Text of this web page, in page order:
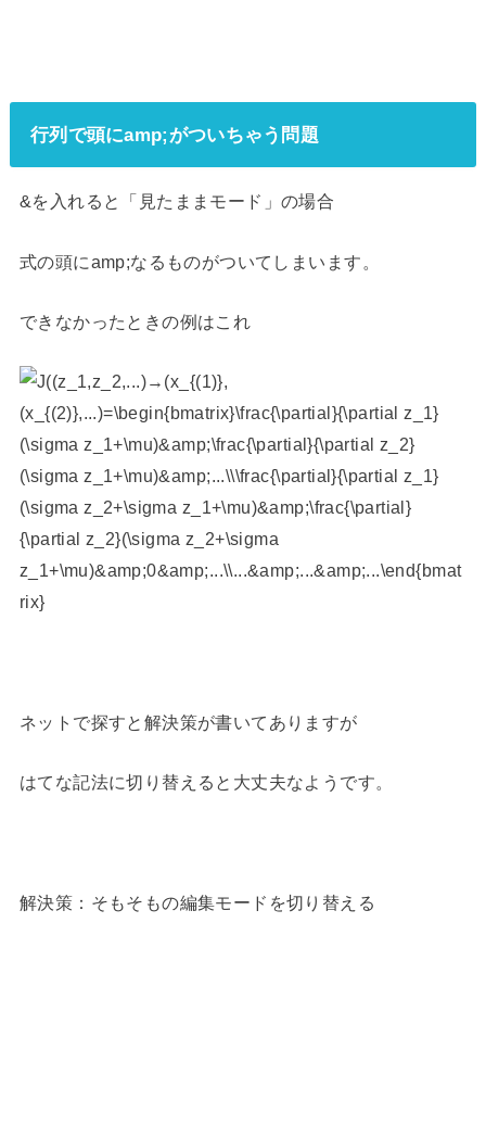
行列で頭にamp;がついちゃう問題
&を入れると「見たままモード」の場合
式の頭にamp;なるものがついてしまいます。
できなかったときの例はこれ
ネットで探すと解決策が書いてありますが
はてな記法に切り替えると大丈夫なようです。
解決策：そもそもの編集モードを切り替える